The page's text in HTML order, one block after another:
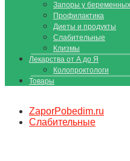
Запоры у
Профилактика
Диеты и продукты
Слабительные
Клизмы
Лекарства от А до Я
Колопроктологи
Товары
ZaporPobedim.ru
Слабительные